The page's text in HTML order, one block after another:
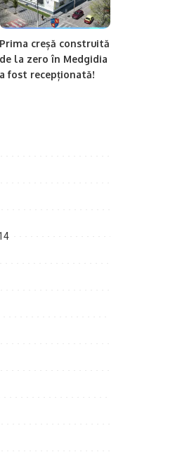
Prima creșă construită
de la zero în Medgidia
a fost recepționată!